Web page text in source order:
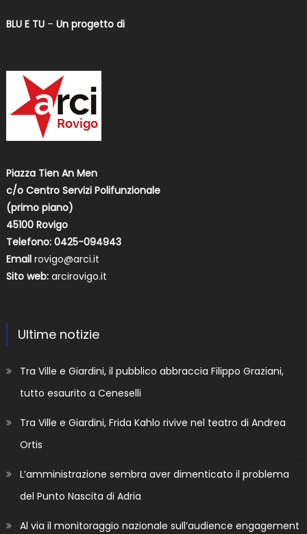
BLU E TU– Un progetto di
Piazza Tien An Men
c/o Centro Servizi Polifunzionale
(primo piano)
45100 Rovigo
Telefono: 0425-094943
Email rovigo@arci.it
Sito web: arcirovigo.it
Ultime notizie
Tra Ville e Giardini, il pubblico abbraccia Filippo Graziani,
tutto esaurito a Ceneselli
Tra Ville e Giardini, Frida Kahlo rivive nel teatro di Andrea
Ortis
L’amministrazione sembra aver dimenticato il problema
del Punto Nascita di Adria
Al via il monitoraggio nazionale sull’audience engagement